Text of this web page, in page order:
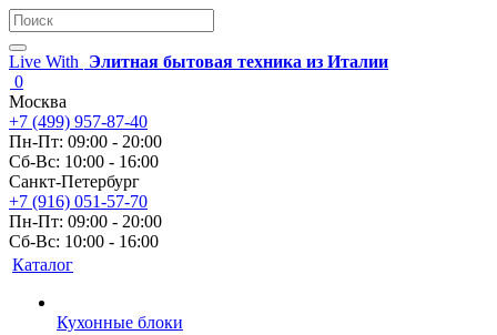
Live With
Элитная бытовая техника из Италии
0
Москва
+7 (499) 957-87-40
Пн-Пт: 09:00 - 20:00
Сб-Вс: 10:00 - 16:00
Санкт-Петербург
+7 (916) 051-57-70
Пн-Пт: 09:00 - 20:00
Сб-Вс: 10:00 - 16:00
Каталог
Кухонные блоки